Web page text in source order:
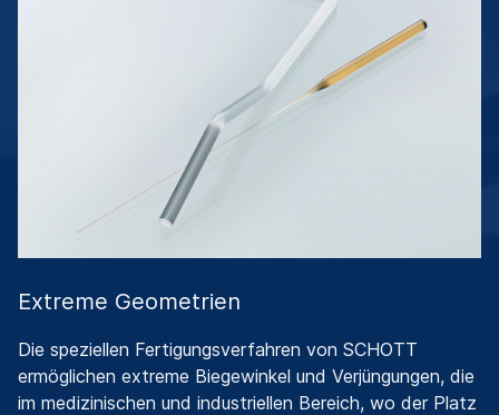
Extreme Geometrien
Die speziellen Fertigungsverfahren von SCHOTT
ermöglichen extreme Biegewinkel und Verjüngungen, die
im medizinischen und industriellen Bereich, wo der Platz